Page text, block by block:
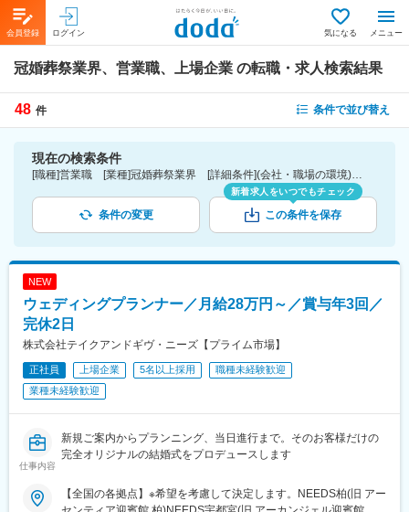
会員登録 ログイン 気になる メニュー
冠婚葬祭業界、営業職、上場企業 の転職・求人検索結果
48 件 条件で並び替え
現在の検索条件
[職種]営業職 [業種]冠婚葬祭業界 [詳細条件](会社・職場の環境)上場企業
条件の変更
新着求人をいつでもチェック
この条件を保存
NEW
ウェディングプランナー／月給28万円～／賞与年3回／
完休2日
株式会社テイクアンドギヴ・ニーズ【プライム市場】
正社員 上場企業 5名以上採用
職種未経験歓迎
業種未経験歓迎
仕事内容
新規ご案内からプランニング、当日進行まで。そのお客様だけの
完全オリジナルの結婚式をプロデュースします
【全国の各拠点】※希望を考慮して決定します。NEEDS柏(旧 アー